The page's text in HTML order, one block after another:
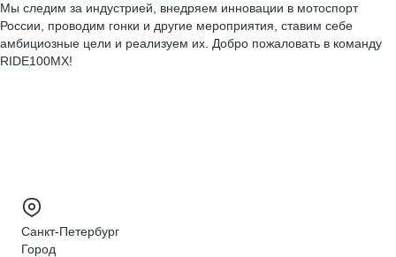
Мы следим за индустрией, внедряем инновации в мотоспорт
России, проводим гонки и другие мероприятия, ставим себе
амбициозные цели и реализуем их. Добро пожаловать в команду
RIDE100MX!
Санкт-Петербург
Город